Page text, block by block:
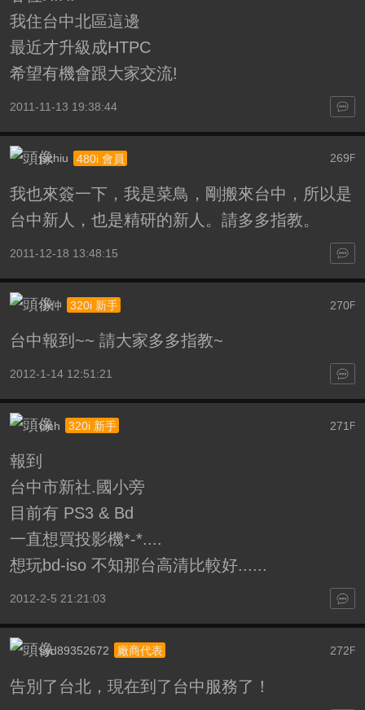
我住台中北區這邊
最近才升級成HTPC
希望有機會跟大家交流!
2011-11-13 19:38:44
269 F
jschiu 480i 會員
我也來簽一下，我是菜鳥，剛搬來台中，所以是
台中新人，也是精研的新人。請多多指教。
2011-12-18 13:48:15
270F
小仲 320i 新手
台中報到~~ 請大家多多指教~
2012-1-14 12:51:21
271 F
cieh 320i 新手
報到
台中市新社.國小旁
目前有 PS3 & Bd
一直想買投影機*-*....
想玩bd-iso 不知那台高清比較好......
2012-2-5 21:21:03
272F
syd89352672 廠商代表
告別了台北，現在到了台中服務了！